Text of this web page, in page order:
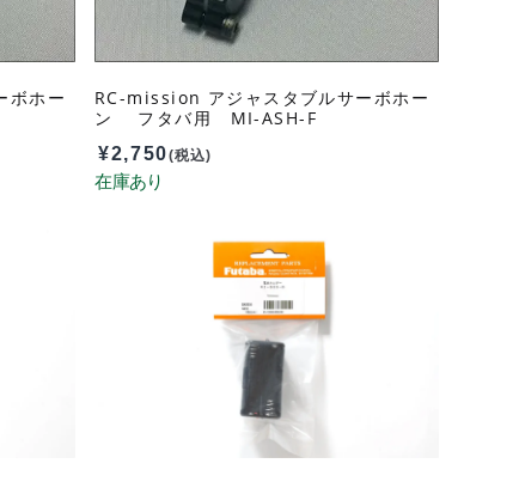
ボホー
RC-mission アジャスタブルサーボホー
ン フタバ用 MI-ASH-F
¥2,750(税込)